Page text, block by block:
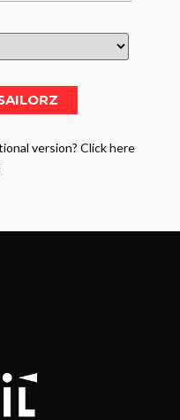
version? Click here